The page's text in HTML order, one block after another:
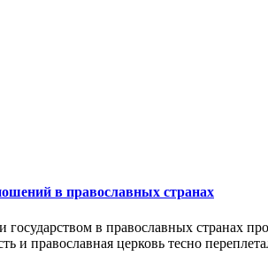
в православных странах
в православных странах
и православная церковь тесно